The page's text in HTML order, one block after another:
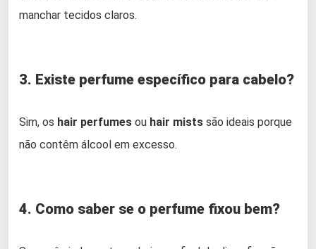
manchar tecidos claros.
3. Existe perfume específico para cabelo?
Sim, os hair perfumes ou hair mists são ideais porque
não contêm álcool em excesso.
4. Como saber se o perfume fixou bem?